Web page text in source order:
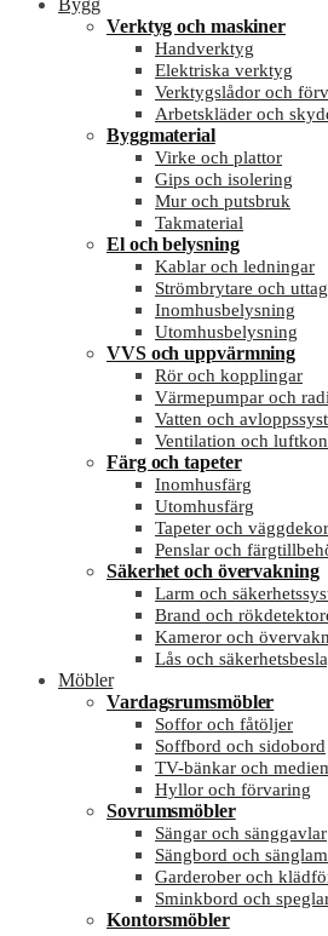
Verktyg och maskiner
Handverktyg
Elektriska verktyg
Verktygslådor och
Arbetskläder och
Byggmaterial
Virke och plattor
Gips och isolering
Mur och putsbruk
Takmaterial
El och belysning
Kablar och ledningar
Strömbrytare och uttag
Inomhusbelysning
Utomhusbelysning
VVS och uppvärmning
Rör och kopplingar
Värmepumpar och
Vatten och
Ventilation och
Färg och tapeter
Inomhusfärg
Utomhusfärg
Tapeter och
Penslar och
Säkerhet och övervakning
Larm och
Brand och
Kameror och
Lås och
Möbler
Vardagsrumsmöbler
Soffor och fåtöljer
Soffbord och sidobord
TV-bänkar och
Hyllor och förvaring
Sovrumsmöbler
Sängar och sänggavlar
Sängbord och
Garderober och
Sminkbord och
Kontorsmöbler